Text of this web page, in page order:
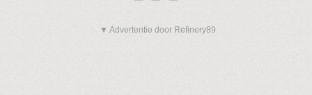
▼ Advertentie door Refinery89